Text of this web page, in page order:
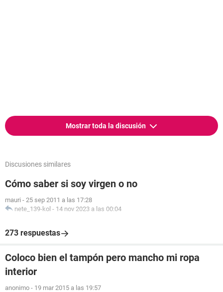
Mostrar toda la discusión
Discusiones similares
Cómo saber si soy virgen o no
mauri - 25 sep 2011 a las 17:28
nete_139-kol - 14 nov 2023 a las 00:04
273 respuestas
Coloco bien el tampón pero mancho mi ropa
interior
anonimo - 19 mar 2015 a las 19:57